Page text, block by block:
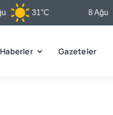
31°C 8 Ağu
Haberler Gazeteler